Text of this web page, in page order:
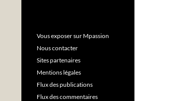
Vous exposer sur Mpassion
Nous contacter
Sites partenaires
Mentions légales
Flux des publications
Flux des commentaires